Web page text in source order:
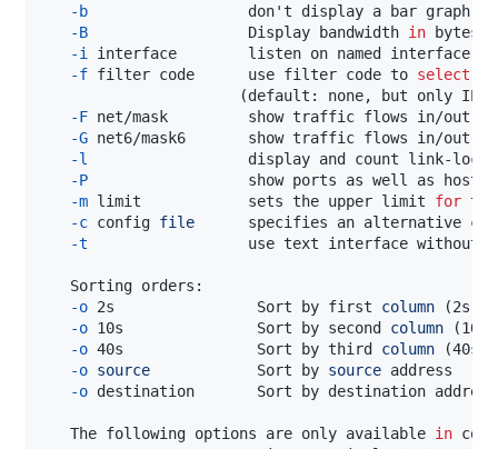
-b
-B
                  Display bandwidth
in
-i
-f filter code      use filter code to select
(default: none, but only IP
-F
-G
-l
display and count link-
-P
-m limit            sets the upper limit for
-c config file
specifies an alternative
-t
-o 2s                Sort by first column (2s
-o 10s               Sort by second column (
-o 40s               Sort by third column (40s
-o source
            Sort by
source
-o
   The following options are only available
in